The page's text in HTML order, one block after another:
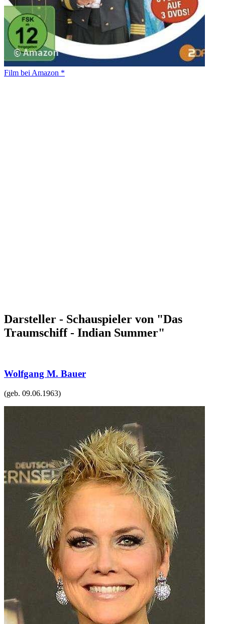
Film bei Amazon *
Darsteller - Schauspieler von "Das
Traumschiff - Indian Summer"
Wolfgang M. Bauer
(geb. 09.06.1963)